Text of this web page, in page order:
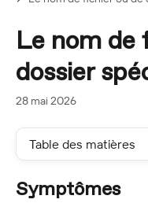
Le nom de
dossier
28 mai 2026
Table des matières
Symptômes